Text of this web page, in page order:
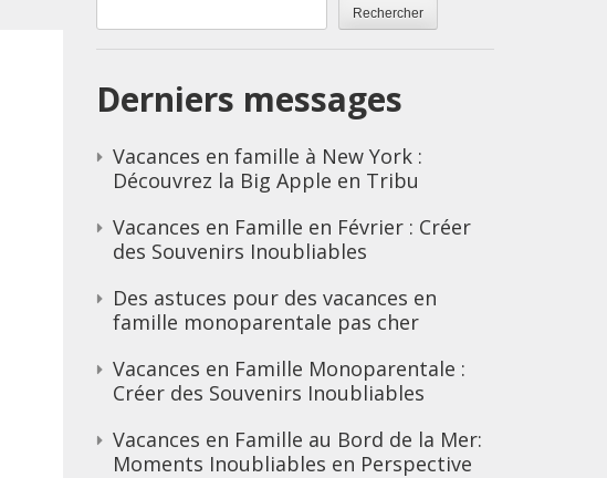
Rechercher
Derniers messages
Vacances en famille à New York :
Découvrez la Big Apple en Tribu
Vacances en Famille en Février : Créer
des Souvenirs Inoubliables
Des astuces pour des vacances en
famille monoparentale pas cher
Vacances en Famille Monoparentale :
Créer des Souvenirs Inoubliables
Vacances en Famille au Bord de la Mer:
Moments Inoubliables en Perspective